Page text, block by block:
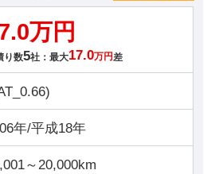
万円
り数5社：最大17.0万円 差
年/平成18年
～20,000km